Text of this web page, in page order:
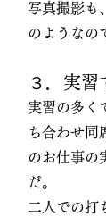
写真撮影も
のようなの
３．実習
実習の多く
ち合わせ同
のお仕事の
だ。
二人での打